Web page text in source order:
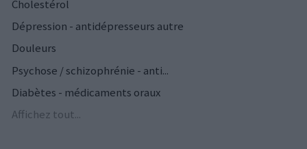
Cholestérol
Dépression - antidépresseurs autre
Douleurs
Psychose / schizophrénie - anti...
Diabètes - médicaments oraux
Affichez tout...